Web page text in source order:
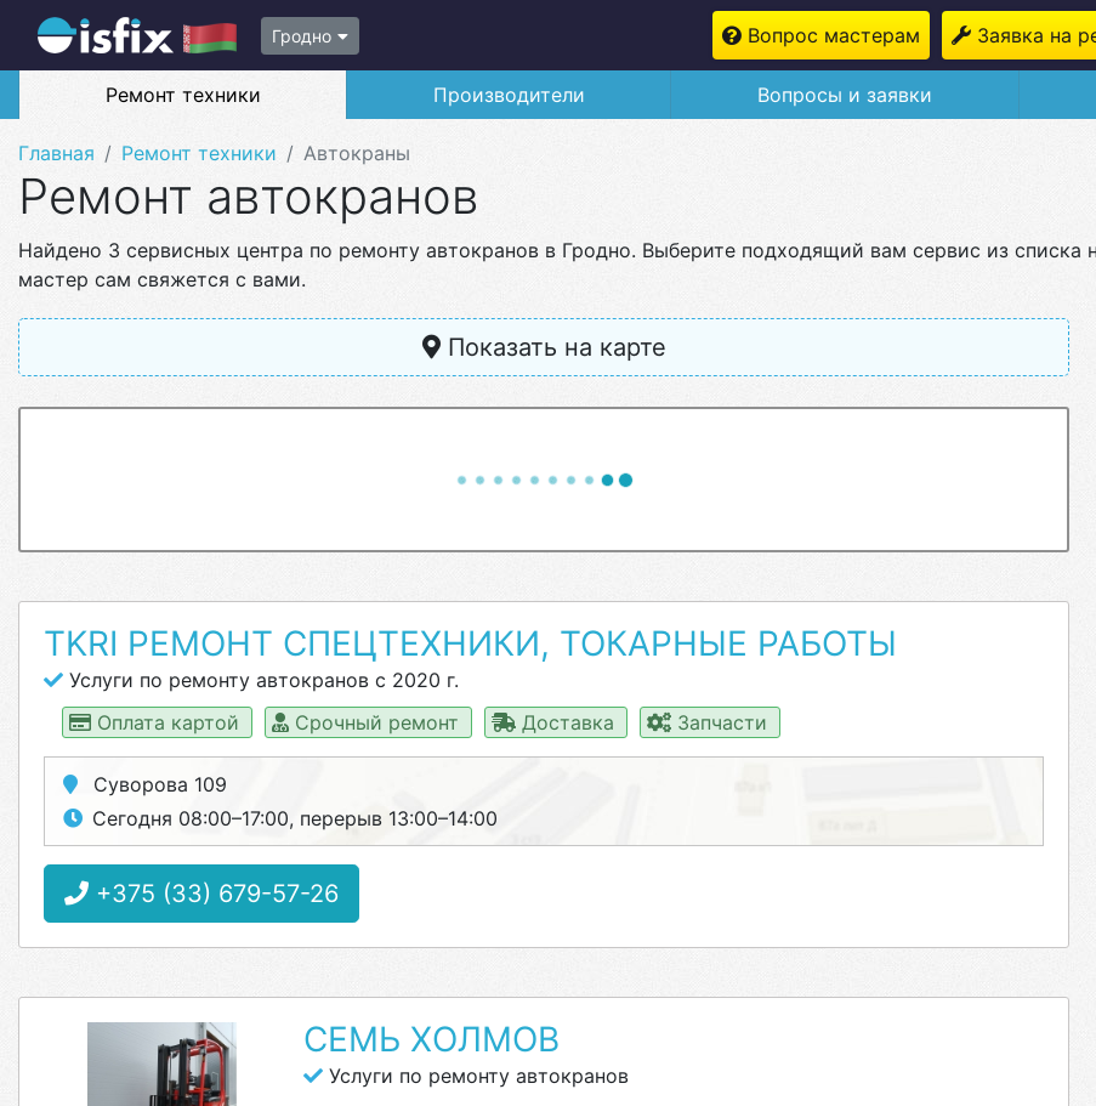
Гродно Вопрос мастерам Заявка на
Ремонт техники Производители Вопросы и заявки
Главная Ремонт техники Автокраны
Ремонт автокранов
Найдено 3 сервисных центра по ремонту автокранов в Гродно. Выберите подходящий вам сервис из списка
мастер сам свяжется с вами.
Показать на карте
TKRI РЕМОНТ СПЕЦТЕХНИКИ, ТОКАРНЫЕ РАБОТЫ
Услуги по ремонту автокранов с 2020 г.
Оплата картой
Срочный ремонт Доставка Запчасти
Суворова 109
Сегодня 08:00–17:00, перерыв 13:00–14:00
+375 (33) 679-57-26
СЕМЬ ХОЛМОВ
Услуги по ремонту автокранов